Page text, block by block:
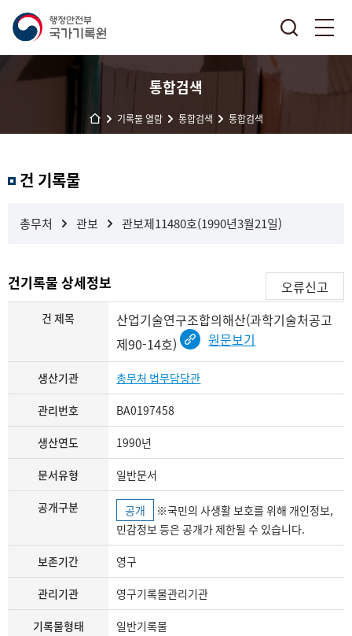
통합검색
기록물 열람 통합검색 통합검색
과 건 기록물
총무처 관보 관보제11480호(1990년3월21일)
건기록물 상세정보 오류신고
건 제목
산업기술연구조합의해산(과학기술처공고
제90-14호)
원문보기
생산기관 총무처 법무담당관
관리번호 BA0197458
생산연도 1990년
문서유형 일반문서
공개구분 공개
민감정보 등은 공개가 제한될 수 있습니다.
보존기간 영구
관리기관 영구기록물관리기관
기록물형태 일반기록물